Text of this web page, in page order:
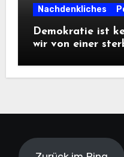
Nachdenkliches
Demokratie ist
wir von einer